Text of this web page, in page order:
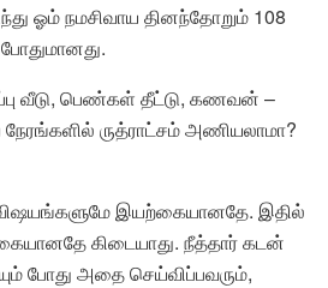
ஓம் நமசிவாய தினந்தோறும் 108
வீடு, பெண்கள் தீட்டு, கணவன் –
ருத்ராட்சம் அணியலாமா?
இயற்கையானதே. இதில்
கிடையாது. நீத்தார் கடன்
போது அதை செய்விப்பவரும்,